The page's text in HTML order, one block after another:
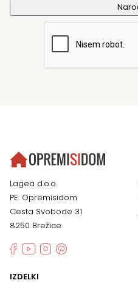
Lagea d.o.o.
PE: Opremisidom
Cesta Svobode 31
8250 Brežice
IZDELKI